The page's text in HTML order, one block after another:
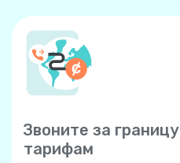
Звоните за
тарифам